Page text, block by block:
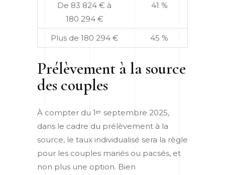
De 83 824 € à
180 294 €
41 %
Plus de 180 294 € 45 %
Prélèvement à la source
des couples
À compter du 1er septembre 2025,
dans le cadre du prélèvement à la
source, le taux individualisé sera la règle
pour les couples mariés ou pacsés, et
non plus une option. Bien